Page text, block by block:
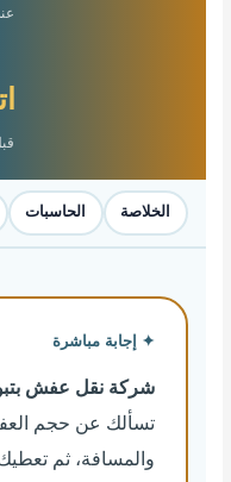
الخلاصة الحاسبات
✦ إجابة مباشرة
شركة نقل عفش
تسألك عن حجم
والمسافة، ثم